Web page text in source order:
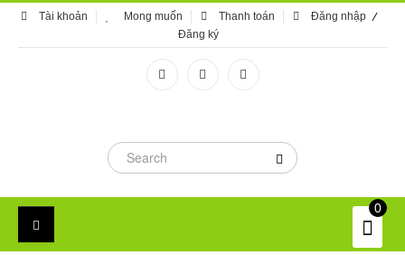
Tài khoản Mong muốn Thanh toán
Đăng nhập
Đăng ký
0